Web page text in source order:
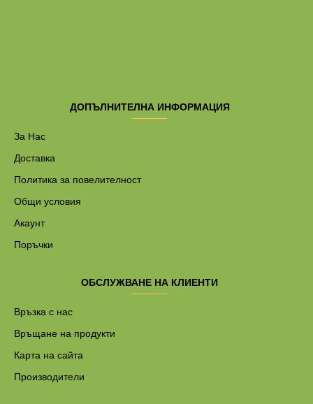
ДОПЪЛНИТЕЛНА ИНФОРМАЦИЯ
За Нас
Доставка
Политика за повелителност
Общи условия
Акаунт
Поръчки
ОБСЛУЖВАНЕ НА КЛИЕНТИ
Връзка с нас
Връщане на продукти
Карта на сайта
Производители